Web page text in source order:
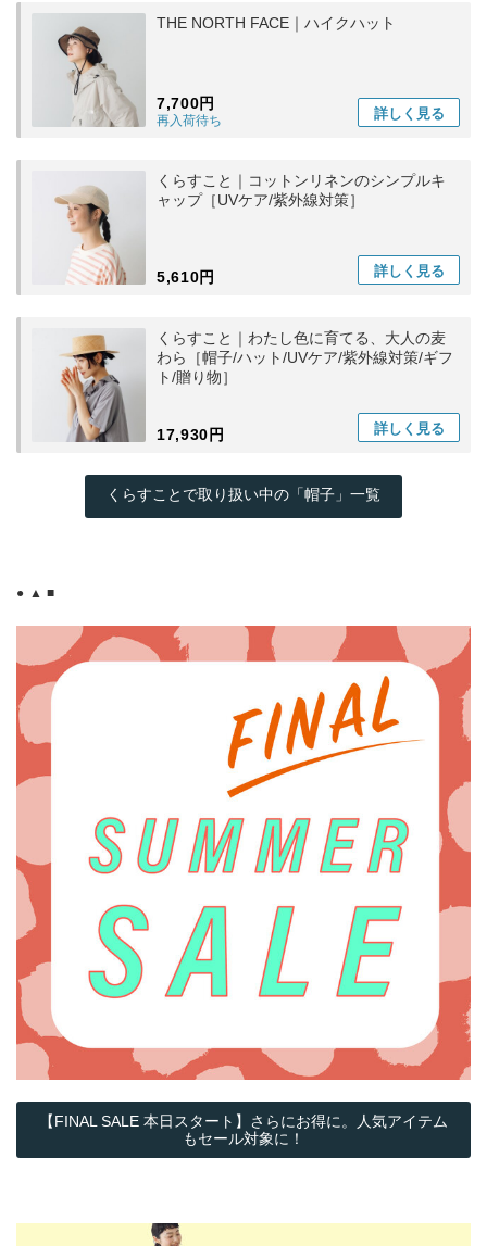
THE NORTH FACE｜ハイクハット
7,700円
再入荷待ち 詳しく 見る
くらすこと｜コットンリネンのシンプルキ
ャップ［UVケア/紫外線対策］
5,610円 詳しく 見る
くらすこと｜わたし色に育てる、大人の麦
わら［帽子/ハット/UVケア/紫外線対策/ギフ
ト/贈り物］
17,930円 詳しく 見る
くらすことで取り扱い中の「帽子」一覧
● ▲ ■
【FINAL SALE 本日スタート】さらにお得に。人気アイテム
もセール対象に！